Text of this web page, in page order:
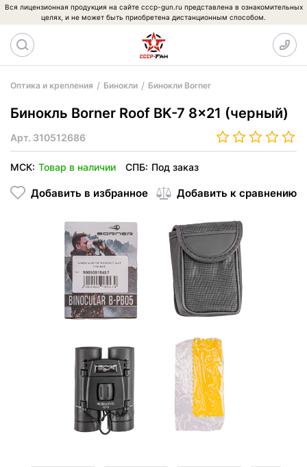
Вся лицензионная продукция на сайте cccp-gun.ru представлена в ознакомительных
целях, и не может быть приобретена дистанционным способом.
Оптика и крепления Бинокли Бинокли Borner
Бинокль Borner Roof BK-7 8x21 (черный)
Арт. 310512686
МСК: Товар в наличии СПБ: Под заказ
Добавить в избранное Добавить к сравнению